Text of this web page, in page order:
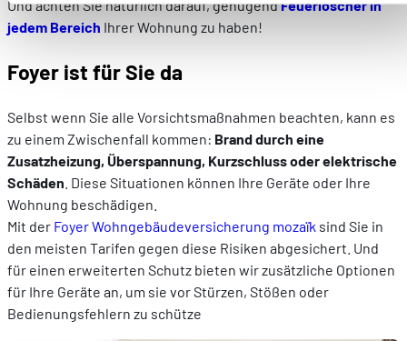
parties de ce site Web ne soient plus normalement
accessibles. D'autres sont utilisés pour :
vos fonctionnalités et en se souvenant de vos choix.
comprenant comment vous arrivez sur notre site.
Proposer des offres et services personnalisés et en
les performances. Partager des informations avec les
sociaux utilisés et vous permettre de visualiser du contenu
hébergé sur un site externe.
Und achten Sie natürlich darauf, genügendFeuerlöscher in
jedem Bereich Ihrer Wohnung zu haben!
Foyer ist für Sie da
Selbst wenn Sie alle Vorsichtsmaßnahmen beachten, kann es
zu einem Zwischenfall kommen: Brand durch eine
Zusatzheizung, Überspannung, Kurzschluss oder elektrische
Schäden . Diese Situationen können Ihre Geräte oder Ihre
Wohnung beschädigen.
Mit der Foyer Wohngebäudeversicherung mozaïk sind Sie in
den meisten Tarifen gegen diese Risiken abgesichert. Und
für einen erweiterten Schutz bieten wir zusätzliche Optionen
für Ihre Geräte an, um sie vor Stürzen, Stößen oder
Bedienungsfehlern zu schütze